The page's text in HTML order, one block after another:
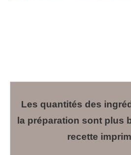
Les quantités des
la préparation sont plus
recette